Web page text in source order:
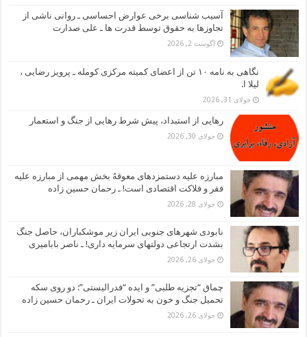
آسیب شناسی برخی عوارض احساسی ـ روانی ناشی از
تجاوزها به حقوق توسط قدرت ها ـ علی صدارت
آگوست 2, 2026
نگاهی به نامه ۱۰ تن از اعضای کمیته مرکزی کومله ـ پرویز رضایی ،
لیلا ا.
جولای 31, 2026
رهایی از استبداد، پیش شرط رهایی از جنگ و استعمار
جولای 30, 2026
مبارزه علیه دستمزدهای معوقهُ بخش مهمی از مبارزه علیه
فقر و فلاکت اقتصادی است! ـ رحمان حسین زاده
جولای 28, 2026
نابودی شهرهای جنوبی ایران زیر موشکباران، حاصل جنگ
بشدت ارتجاعی دولتهای سرمایه داری! ـ ناصر بابامیری
جولای 26, 2026
چماق “تجزیه طلبی” و ایده “فدرالیستی”: دو روی سکه
تحمیل جنگ و خون به تحولات ایران ـ رحمان حسین زاده
جولای 26, 2026